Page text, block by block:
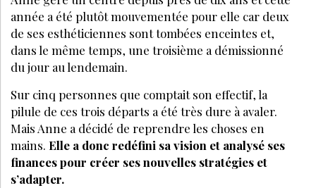
année a été plutôt mouvementée pour elle car deux
de ses esthéticiennes sont tombées enceintes et,
dans le même temps, une troisième a démissionné
du jour au lendemain.
Sur cinq personnes que comptait son effectif, la
pilule de ces trois départs a été très dure à avaler.
Mais Anne a décidé de reprendre les choses en
mains. Elle a donc redéfini sa vision et analysé ses
finances pour créer ses nouvelles stratégies et
s’adapter.